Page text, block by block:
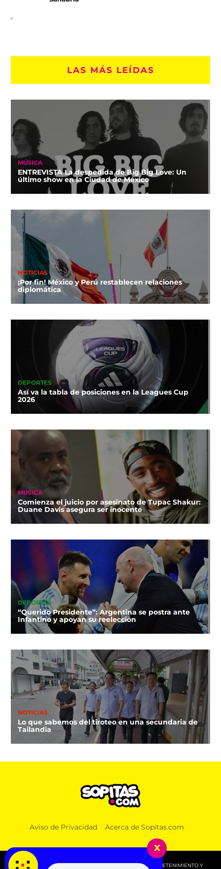
LAS MÁS LEÍDAS
MÚSICA
ENTREVISTA La despedida de Big Big Love: Un
último show en la Ciudad de México
NOTICIAS
¡Por fin! México y Perú restablecen relaciones
diplomática
DEPORTES
Así va la tabla de posiciones en la Leagues Cup
2026
MÚSICA
Comienza el juicio por asesinato de Tupac Shakur:
Duane Davis asegura ser inocente
DEPORTES
“Querido Presidente”: Argentina se postra ante
Infantino y apoyan su reelección
NOTICIAS
Lo que sabemos del tiroteo en una secundaria de
Tailandia
Aviso de Privacidad Acerca de Sopitas.com
© 2026 SOPITAS.COM - MÚSICA, NOTICIAS, DEPORTES, ENTRETENIMIENTO Y
x